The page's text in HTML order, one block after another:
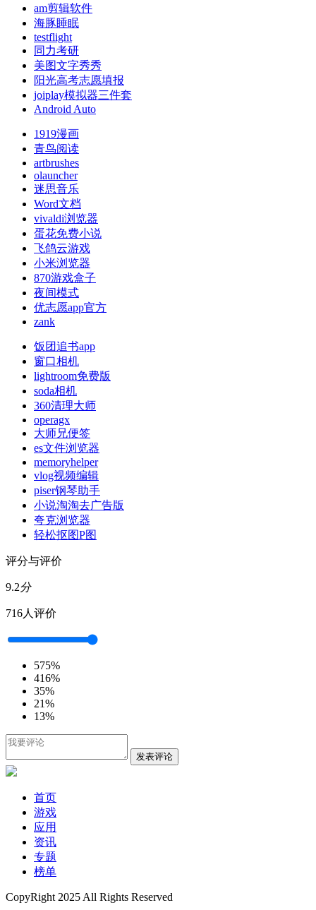
am剪辑软件
海豚睡眠
testflight
同力考研
美图文字秀秀
阳光高考志愿填报
joiplay模拟器三件套
Android Auto
1919漫画
青鸟阅读
artbrushes
olauncher
迷思音乐
Word文档
vivaldi浏览器
蛋花免费小说
飞鸽云游戏
小米浏览器
870游戏盒子
夜间模式
优志愿app官方
zank
饭团追书app
窗口相机
lightroom免费版
soda相机
360清理大师
operagx
大师兄便签
es文件浏览器
memoryhelper
vlog视频编辑
piser钢琴助手
小说淘淘去广告版
夸克浏览器
轻松抠图P图
评分与评价
9.2分
716人评价
575%
416%
35%
21%
13%
发表评论
首页
游戏
应用
资讯
专题
榜单
CopyRight 2025 All Rights Reserved